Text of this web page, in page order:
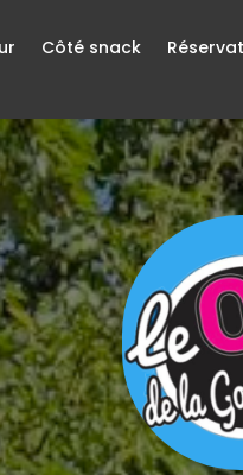
Côté snack